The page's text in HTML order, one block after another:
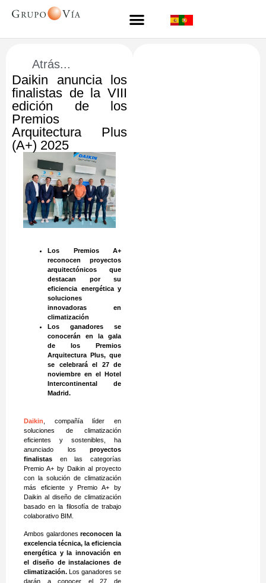
Atrás...
Daikin anuncia los
finalistas de la VIII
edición de los
Premios
Arquitectura Plus
(A+) 2025
Los Premios A+
reconocen proyectos
arquitectónicos que
destacan por su
eficiencia energética y
soluciones
innovadoras en
climatización
Los ganadores se
conocerán en la gala
de los Premios
Arquitectura Plus, que
se celebrará el 27 de
noviembre en el Hotel
Intercontinental de
Madrid.
Daikin , compañía líder en
soluciones de climatización
eficientes y sostenibles, ha
anunciado los proyectos
finalistas en las categorías
Premio A+ by Daikin al proyecto
con la solución de climatización
más eficiente y Premio A+ by
Daikin al diseño de climatización
basado en la filosofía de trabajo
colaborativo BIM.
Ambos galardonesreconocen la
excelencia técnica, la eficiencia
energética y la innovación en
el diseño de instalaciones de
climatización. Los ganadores se
darán a conocer el 27 de